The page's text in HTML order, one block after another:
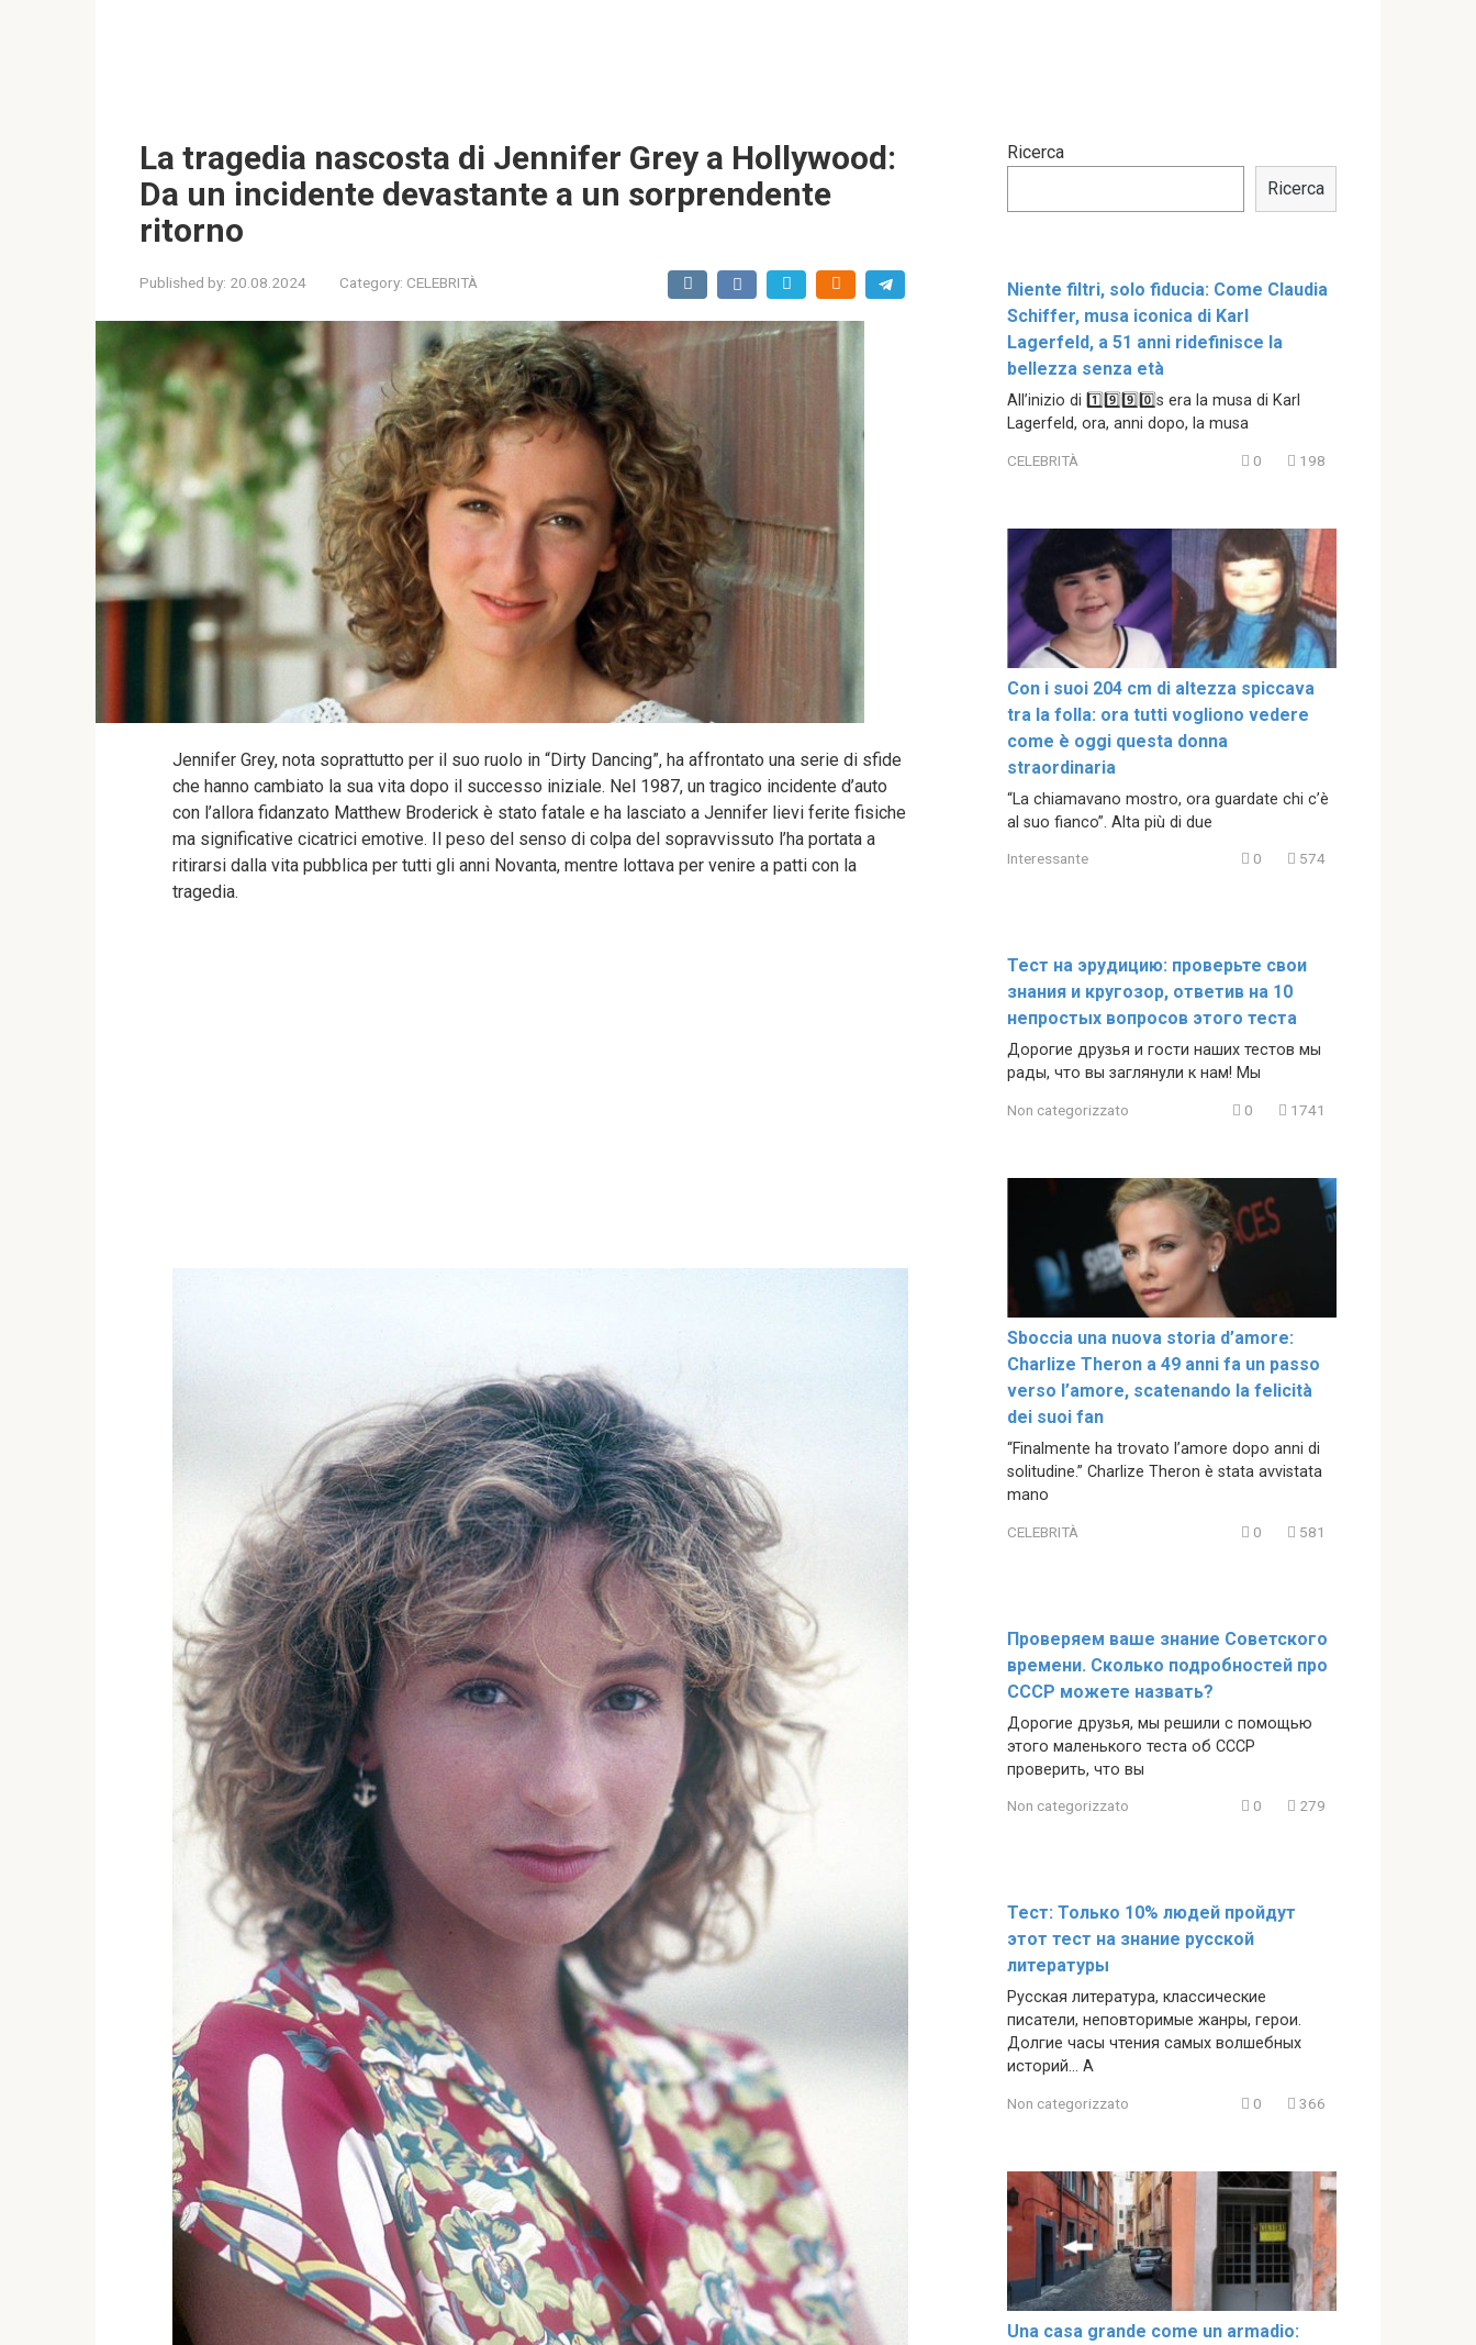
La tragedia nascosta di Jennifer Grey a Hollywood:
Da un incidente devastante a un sorprendente
ritorno
Published by: 20.08.2024 Category: CELEBRITÀ
Jennifer Grey, nota soprattutto per il suo ruolo in “Dirty Dancing”, ha affrontato una serie di sfide
che hanno cambiato la sua vita dopo il successo iniziale. Nel 1987, un tragico incidente d’auto
con l’allora fidanzato Matthew Broderick è stato fatale e ha lasciato a Jennifer lievi ferite fisiche
ma significative cicatrici emotive. Il peso del senso di colpa del sopravvissuto l’ha portata a
ritirarsi dalla vita pubblica per tutti gli anni Novanta, mentre lottava per venire a patti con la
tragedia.
Ricerca
Ricerca
Niente filtri, solo fiducia: Come Claudia
Schiffer, musa iconica di Karl
Lagerfeld, a 51 anni ridefinisce la
bellezza senza età
All’inizio di 1️⃣9️⃣9️⃣0️⃣s era la musa di Karl
Lagerfeld, ora, anni dopo, la musa
CELEBRITÀ 0 198
Con i suoi 204 cm di altezza spiccava
tra la folla: ora tutti vogliono vedere
come è oggi questa donna
straordinaria
“La chiamavano mostro, ora guardate chi c’è
al suo fianco”. Alta più di due
Interessante 0 574
Тест на эрудицию: проверьте свои
знания и кругозор, ответив на 10
непростых вопросов этого теста
Дорогие друзья и гости наших тестов мы
рады, что вы заглянули к нам! Мы
Non categorizzato 0 1741
Sboccia una nuova storia d’amore:
Charlize Theron a 49 anni fa un passo
verso l’amore, scatenando la felicità
dei suoi fan
“Finalmente ha trovato l’amore dopo anni di
solitudine.” Charlize Theron è stata avvistata
mano
CELEBRITÀ 0 581
Проверяем ваше знание Советского
времени. Сколько подробностей про
СССР можете назвать?
Дорогие друзья, мы решили с помощью
этого маленького теста об СССР
проверить, что вы
Non categorizzato 0 279
Тест: Только 10% людей пройдут
этот тест на знание русской
литературы
Русская литература, классические
писатели, неповторимые жанры, герои.
Долгие часы чтения самых волшебных
историй… А
Non categorizzato 0 366
Una casa grande come un armadio: